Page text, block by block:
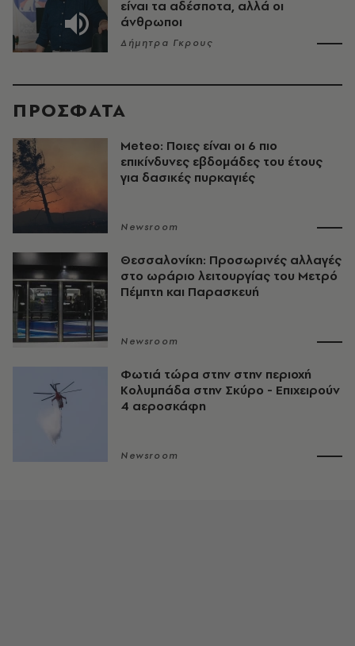
είναι τα αδέσποτα, αλλά οι
άνθρωποι
Δήμητρα Γκρους
ΠΡΟΣΦΑΤΑ
Meteo: Ποιες είναι οι 6 πιο
επικίνδυνες εβδομάδες του έτους
για δασικές πυρκαγιές
Newsroom
Θεσσαλονίκη: Προσωρινές αλλαγές
στο ωράριο λειτουργίας του Μετρό
Πέμπτη και Παρασκευή
Newsroom
Φωτιά τώρα στην στην περιοχή
Κολυμπάδα στην Σκύρο - Επιχειρούν
4 αεροσκάφη
Newsroom